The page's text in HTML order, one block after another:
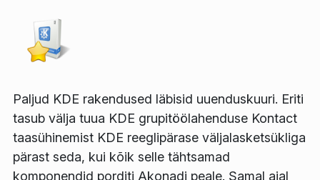
Paljud KDE rakendused läbisid uuenduskuuri. Eriti
tasub välja tuua KDE grupitöölahenduse Kontact
taasühinemist KDE reeglipärase väljalasketsükliga
pärast seda, kui kõik selle tähtsamad
komponendid porditi Akonadi peale. Samal ajal